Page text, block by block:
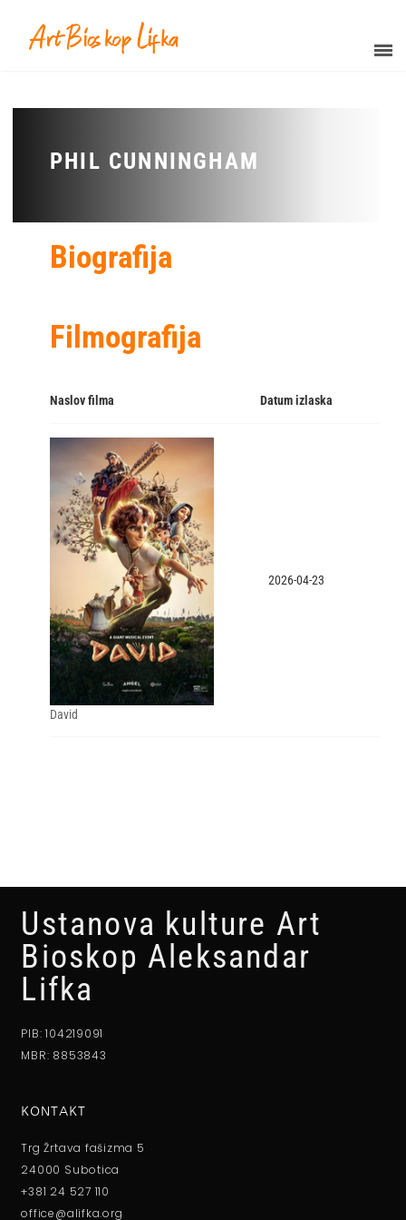
PHIL CUNNINGHAM
Biografija
Filmografija
Naslov filma Datum izlaska
David
2026-04-23
Ustanova kulture Art
Bioskop Aleksandar
Lifka
PIB: 104219091
MBR: 8853843
KONTAKT
Trg Žrtava fašizma 5
24000 Subotica
+381 24 527 110
office@alifka.org